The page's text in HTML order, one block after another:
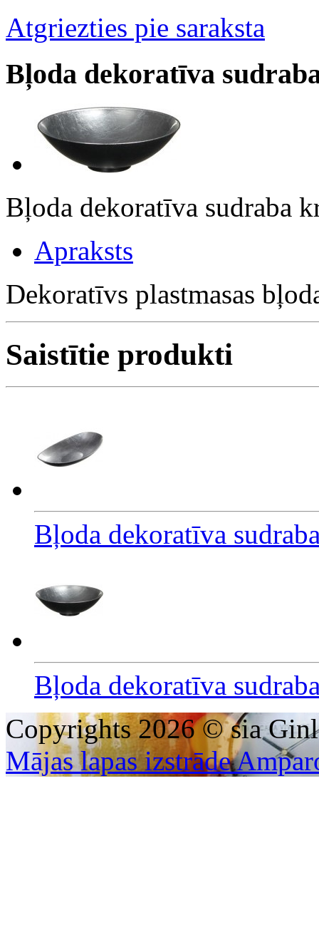
Atgriezties pie saraksta
Bļoda dekoratīva
Bļoda dekoratīva sudraba
Apraksts
Dekoratīvs plastmasas
Saistītie produkti
Bļoda dekoratīva
Bļoda dekoratīva
Copyrights 2026 © sia
Mājas lapas izstrāde